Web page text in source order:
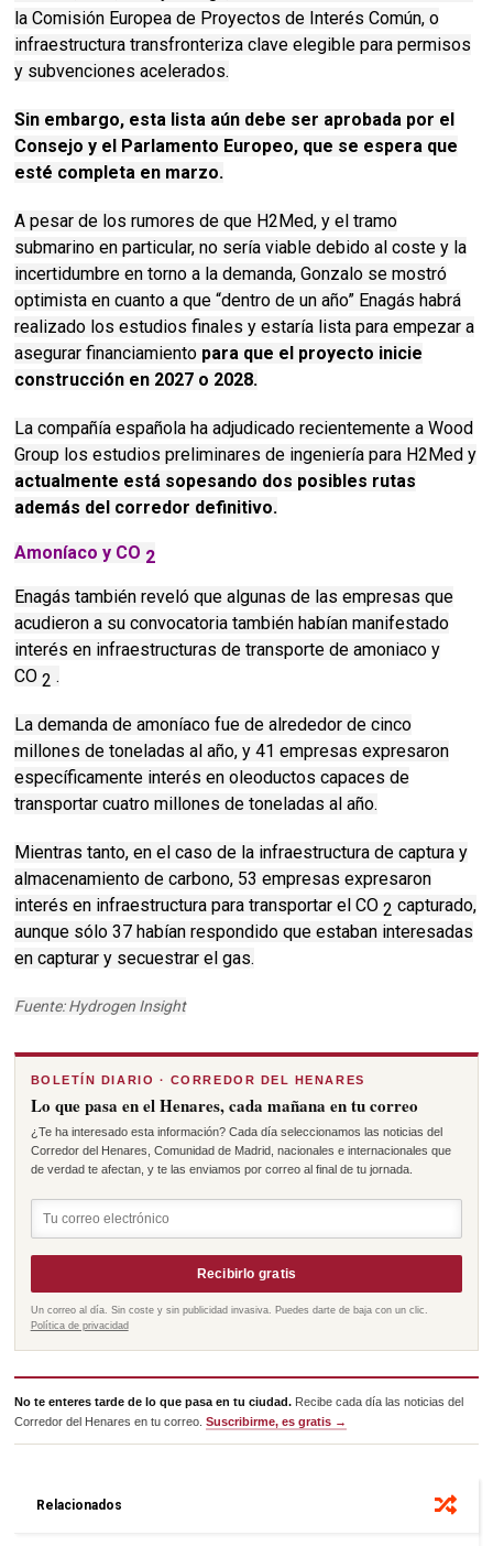
la Comisión Europea de Proyectos de Interés Común, o
infraestructura transfronteriza clave elegible para permisos
y subvenciones acelerados.
Sin embargo, esta lista aún debe ser aprobada por el
Consejo y el Parlamento Europeo, que se espera que
esté completa en marzo.
A pesar de los rumores de que H2Med, y el tramo
submarino en particular, no sería viable debido al coste y la
incertidumbre en torno a la demanda, Gonzalo se mostró
optimista en cuanto a que “dentro de un año” Enagás habrá
realizado los estudios finales y estaría lista para empezar a
asegurar financiamiento para que el proyecto inicie
construcción en 2027 o 2028.
La compañía española ha adjudicado recientemente a Wood
Group los estudios preliminares de ingeniería para H2Med y
actualmente está sopesando dos posibles rutas
además del corredor definitivo.
Amoníaco y CO 2
Enagás también reveló que algunas de las empresas que
acudieron a su convocatoria también habían manifestado
interés en infraestructuras de transporte de amoniaco y
CO2 .
La demanda de amoníaco fue de alrededor de cinco
millones de toneladas al año, y 41 empresas expresaron
específicamente interés en oleoductos capaces de
transportar cuatro millones de toneladas al año.
Mientras tanto, en el caso de la infraestructura de captura y
almacenamiento de carbono, 53 empresas expresaron
interés en infraestructura para transportar el CO2 capturado,
aunque sólo 37 habían respondido que estaban interesadas
en capturar y secuestrar el gas.
Fuente: Hydrogen Insight
BOLETÍN DIARIO · CORREDOR DEL HENARES
Lo que pasa en el Henares, cada mañana en tu correo
¿Te ha interesado esta información? Cada día seleccionamos las noticias del
Corredor del Henares, Comunidad de Madrid, nacionales e internacionales que
de verdad te afectan, y te las enviamos por correo al final de tu jornada.
Recibirlo gratis
Un correo al día. Sin coste y sin publicidad invasiva. Puedes darte de baja con un clic.
Política de privacidad
No te enteres tarde de lo que pasa en tu ciudad. Recibe cada día las noticias del
Corredor del Henares en tu correo.Suscribirme, es gratis →
Relacionados